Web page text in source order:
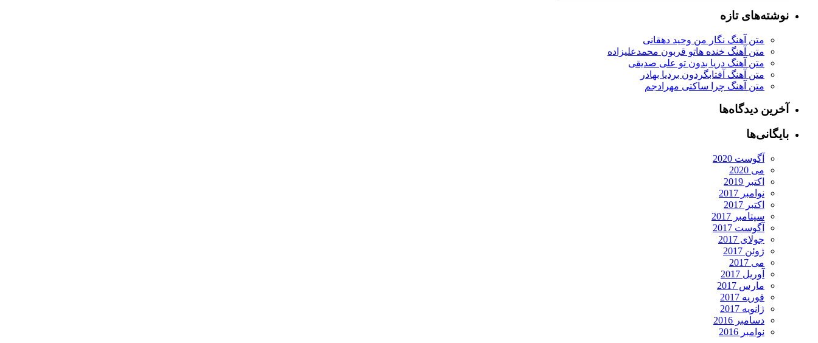
نوشته‌های تازه
متن آهنگ نگار من وحید دهقانی
متن آهنگ خنده هاتو قربون محمدعلیزاده
متن آهنگ دریا بدون تو علی صدیقی
متن آهنگ آفتابگردون بردیا بهادر
متن آهنگ چرا ساکتی مهرادجم
آخرین دیدگاه‌ها
بایگانی‌ها
آگوست 2020
می 2020
اکتبر 2019
نوامبر 2017
اکتبر 2017
سپتامبر 2017
آگوست 2017
جولای 2017
ژوئن 2017
می 2017
آوریل 2017
مارس 2017
فوریه 2017
ژانویه 2017
دسامبر 2016
نوامبر 2016